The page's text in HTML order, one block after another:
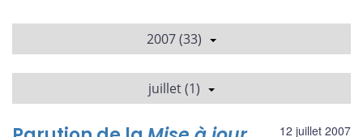
2007 (33)
juillet (1)
12 juillet 2007